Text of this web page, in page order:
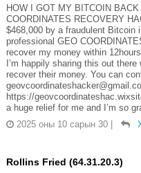
HOW I GOT MY BITCOIN
COORDINATES RECOVERY
$468,000 by a fraudulent
professional GEO
recover my money within
I’m happily sharing this out
recover their money. You can
https://
a huge relief for me and I’m so
2025 оны 10 сарын 30
Rollins Fried (64.31.20.3)